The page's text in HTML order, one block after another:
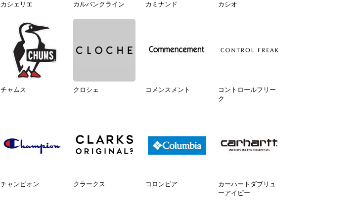
カシェリエ カルバンクライン カミナンド カシオ
チャムス クロシェ コメンスメント
コントロールフリー
ク
チャンピオン クラークス コロンビア
カーハートダブリュ
ーアイピー